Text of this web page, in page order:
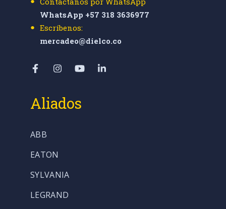
WhatsApp +57 318 3636977
Escríbenos:
mercadeo@dielco.co
Aliados
ABB
EATON
SYLVANIA
LEGRAND